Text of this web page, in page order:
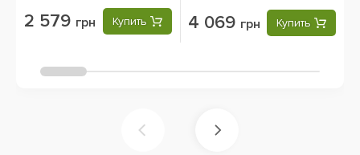
2 579 грн Купить 4 069 грн Купить